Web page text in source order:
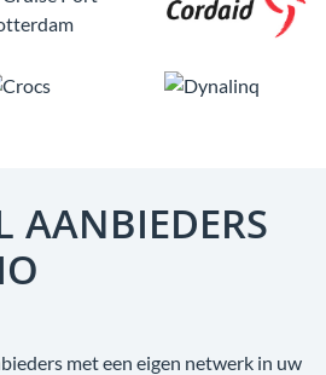
AANBIEDERS
met een eigen netwerk in uw